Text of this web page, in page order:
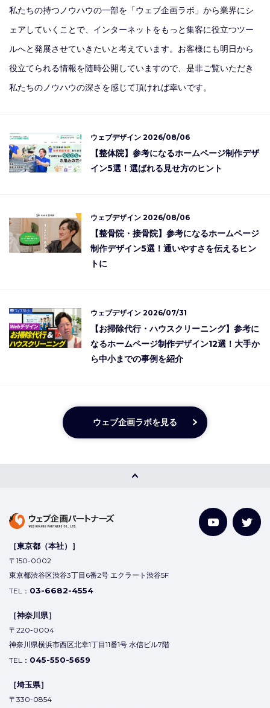
私たちの持つノウハウの一部を「ウェブ企画ラボ」から業界にシ
ェアしていくことで、インターネットをもっと集客に役立つツー
ルへと発展させていきたいと考えています。お客様にも明日から
役立てられる情報を随時公開していますので、是非ご覧いただき
私たちのノウハウの深さを感じて頂ければ幸いです。
ウェブデザイン 2026/08/06
【整体院】参考になるホームページ制作デザ
イン5選！選ばれる見せ方のヒント
ウェブデザイン 2026/08/06
【整骨院・接骨院】参考になるホームページ
制作デザイン5選！通いやすさを伝えるヒン
トに
ウェブデザイン 2026/07/31
【お掃除代行・ハウスクリーニング】参考に
なるホームページ制作デザイン12選！大手か
ら中小までの事例を紹介
ウェブ企画ラボを見る
［東京都（本社）］
〒150-0002
東京都渋谷区渋谷3丁目6番2号 エクラート渋谷5F
TEL： 03-6682-4554
［神奈川県］
〒220-0004
神奈川県横浜市西区北幸1丁目11番1号 水信ビル7階
TEL： 045-550-5659
［埼玉県］
〒330-0854